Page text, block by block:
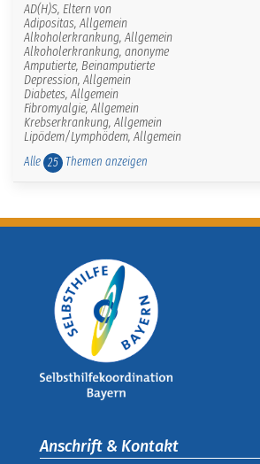
AD(H)S, Eltern von
Adipositas, Allgemein
Alkoholerkrankung, Allgemein
Alkoholerkrankung, anonyme
Amputierte, Beinamputierte
Depression, Allgemein
Diabetes, Allgemein
Fibromyalgie, Allgemein
Krebserkrankung, Allgemein
Lipödem/Lymphödem, Allgemein
Alle 25 Themen anzeigen
Anschrift & Kontakt